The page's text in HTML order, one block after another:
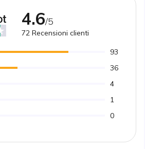
4.6/5
72 Recensioni clienti
93
36
4
1
0